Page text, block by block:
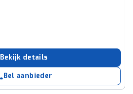
Bekijk details
Bel aanbieder